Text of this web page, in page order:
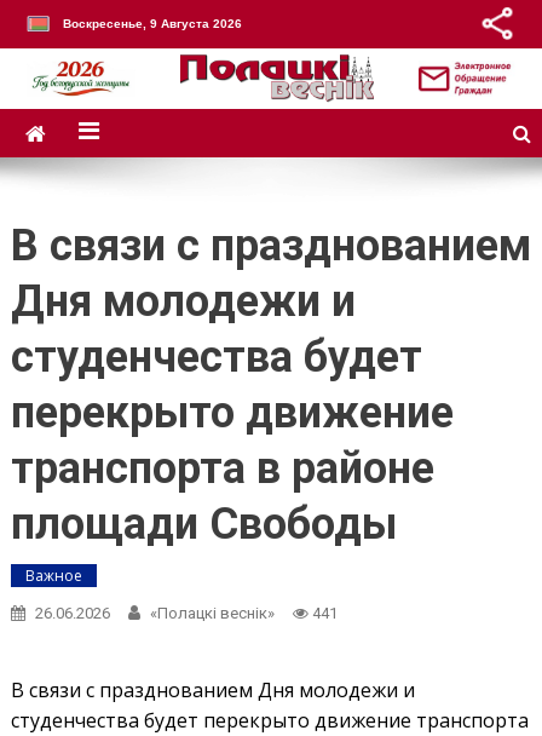
Воскресенье, 9 Августа 2026
В связи с празднованием
Дня молодежи и
студенчества будет
перекрыто движение
транспорта в районе
площади Свободы
Важное
26.06.2026 «Полацкі веснік» 441
В связи с празднованием Дня молодежи и
студенчества будет перекрыто движение транспорта